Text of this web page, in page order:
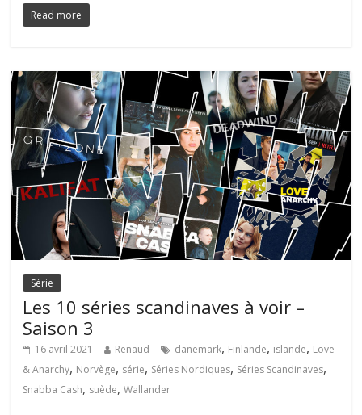
Read more
Série
Les 10 séries scandinaves à voir –
Saison 3
16 avril 2021 Renaud danemark, Finlande, islande, Love
& Anarchy, Norvège, série, Séries Nordiques, Séries Scandinaves,
Snabba Cash, suède,Wallander